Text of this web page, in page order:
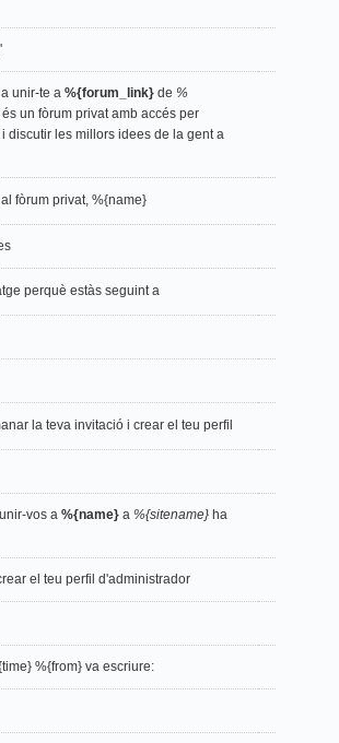
unir-te a %{forum_link} de %
és un fòrum privat amb accés per
discutir les millors idees de la gent a
fòrum privat, %{name}
perquè estàs seguint a
la teva invitació i crear el teu perfil
vos a %{name} a %{sitename} ha
el teu perfil d'administrador
%{from} va escriure: